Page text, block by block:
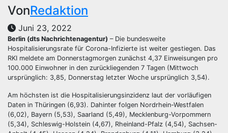
VonRedaktion
Juni 23, 2022
Berlin (dts Nachrichtenagentur) – Die bundesweite
Hospitalisierungsrate für Corona-Infizierte ist weiter gestiegen. Das
RKI meldete am Donnerstagmorgen zunächst 4,37 Einweisungen pro
100.000 Einwohner in den zurückliegenden 7 Tagen (Mittwoch
ursprünglich: 3,85, Donnerstag letzter Woche ursprünglich 3,54).
Am höchsten ist die Hospitalisierungsinzidenz laut der vorläufigen
Daten in Thüringen (6,93). Dahinter folgen Nordrhein-Westfalen
(6,02), Bayern (5,53), Saarland (5,49), Mecklenburg-Vorpommern
(5,34), Schleswig-Holstein (4,67), Rheinland-Pfalz (4,54), Sachsen-